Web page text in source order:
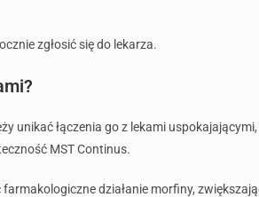
zgłosić się do lekarza.
unikać łączenia go z lekami
MST Continus.
działanie morfiny,